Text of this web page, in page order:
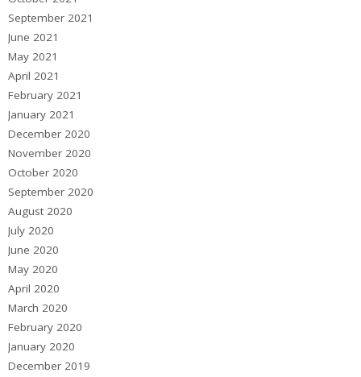
September 2021
June 2021
May 2021
April 2021
February 2021
January 2021
December 2020
November 2020
October 2020
September 2020
August 2020
July 2020
June 2020
May 2020
April 2020
March 2020
February 2020
January 2020
December 2019